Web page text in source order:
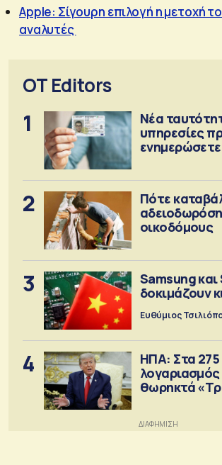
Apple: Σίγουρη επιλογή η μετοχή
αναλυτές
OT Editors
1
Νέα
υπηρεσίες
2
Πότε
οικοδόμους
3
Samsung και
δοκιμάζουν
Ευθύμιος
4
ΗΠΑ: Στα 275
λογαριασμός
θωρηκτά